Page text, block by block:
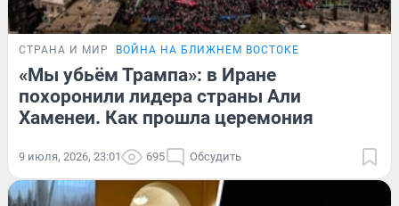
СТРАНА И МИР ВОЙНА НА БЛИЖНЕМ ВОСТОКЕ
«Мы убьём Трампа»: в Иране
похоронили лидера страны Али
Хаменеи. Как прошла церемония
9 июля, 2026, 23:01 695 Обсудить